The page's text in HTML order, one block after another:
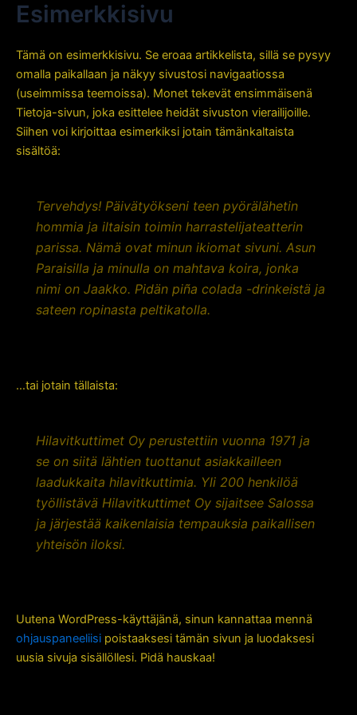
SiirryEsimerkkisivu
Tämä on esimerkkisivu. Se eroaa artikkelista, sillä se pysyy
omalla paikallaan ja näkyy sivustosi navigaatiossa
(useimmissa teemoissa). Monet tekevät ensimmäisenä
Tietoja-sivun, joka esittelee heidät sivuston vierailijoille.
Siihen voi kirjoittaa esimerkiksi jotain tämänkaltaista
sisältöä:
Tervehdys! Päivätyökseni teen pyörälähetin
hommia ja iltaisin toimin harrastelijateatterin
parissa. Nämä ovat minun ikiomat sivuni. Asun
Paraisilla ja minulla on mahtava koira, jonka
nimi on Jaakko. Pidän piña colada -drinkeistä ja
sateen ropinasta peltikatolla.
…tai jotain tällaista:
Hilavitkuttimet Oy perustettiin vuonna 1971 ja
se on siitä lähtien tuottanut asiakkailleen
laadukkaita hilavitkuttimia. Yli 200 henkilöä
työllistävä Hilavitkuttimet Oy sijaitsee Salossa
ja järjestää kaikenlaisia tempauksia paikallisen
yhteisön iloksi.
Uutena WordPress-käyttäjänä, sinun kannattaa mennä
ohjauspaneeliisi poistaaksesi tämän sivun ja luodaksesi
uusia sivuja sisällöllesi. Pidä hauskaa!